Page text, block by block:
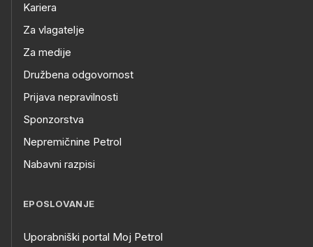
Kariera
Za vlagatelje
Za medije
Družbena odgovornost
Prijava nepravilnosti
Sponzorstva
Nepremičnine Petrol
Nabavni razpisi
EPOSLOVANJE
Uporabniški portal Moj Petrol